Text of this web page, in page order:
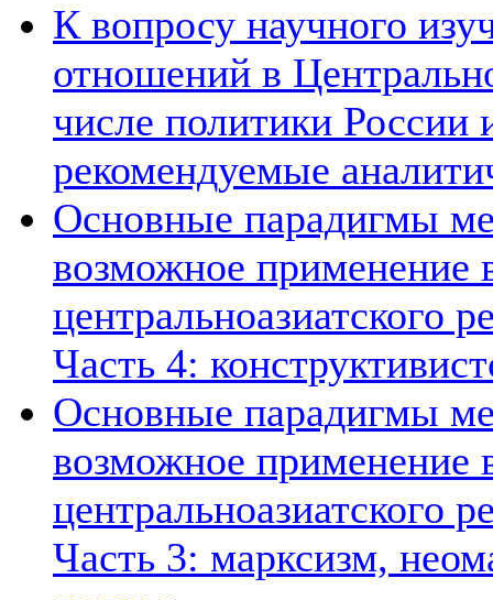
К вопросу научного
отношений в
числе политики России
рекомендуемые
Основные парадигмы
возможное применение
центральноазиатского
Часть 4:
Основные парадигмы
возможное применение
центральноазиатского
Часть 3: марксизм,